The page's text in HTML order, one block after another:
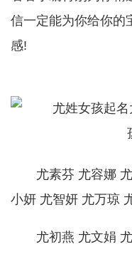
信一定能为你给你的
感!
尤素芬 尤容娜
小妍 尤智妍 尤万琼
尤初燕 尤文娟